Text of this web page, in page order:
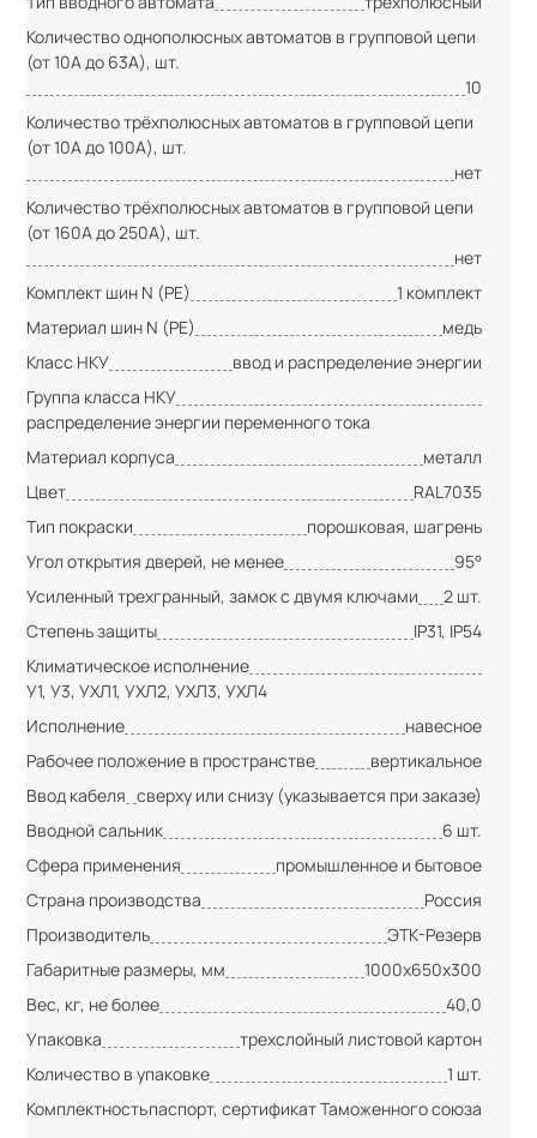
Количество однополюсных автоматов в групповой цепи
(от 10А до 63А), шт.
10
Количество трёхполюсных автоматов в групповой цепи
(от 10А до 100А), шт.
нет
Количество трёхполюсных автоматов в групповой цепи
(от 160А до 250А), шт.
нет
Комплект шин N (PE)
1 комплект
Материал шин N (PE)
медь
Класс НКУ
ввод и распределение энергии
Группа класса НКУ
распределение энергии переменного тока
Материал корпуса
металл
Цвет
RAL7035
Тип покраски
порошковая, шагрень
Угол открытия дверей, не менее
95°
Усиленный трехгранный, замок с двумя ключами
2 шт.
Степень защиты
IP31, IP54
Климатическое исполнение
У1, У3, УХЛ1, УХЛ2, УХЛ3, УХЛ4
Исполнение
навесное
Рабочее положение в пространстве
вертикальное
Ввод кабеля сверху или снизу (указывается при заказе)
Вводной сальник
6 шт.
Сфера применения
промышленное и бытовое
Страна производства
Россия
Производитель
ЭТК-Резерв
Габаритные размеры, мм
1000х650х300
Вес, кг, не более
40,0
Упаковка
трехслойный листовой картон
Количество в упаковке
1 шт.
Комплектностьпаспорт, сертификат Таможенного союза